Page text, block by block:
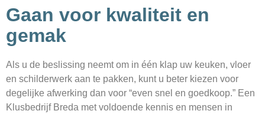
Gaan voor kwaliteit en
gemak
Als u de beslissing neemt om in één klap uw keuken, vloer
en schilderwerk aan te pakken, kunt u beter kiezen voor
degelijke afwerking dan voor “even snel en goedkoop.” Een
Klusbedrijf Breda met voldoende kennis en mensen in